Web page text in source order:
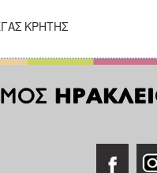
ΚΡΗΤΗΣ